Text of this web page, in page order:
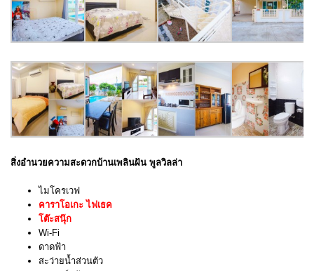
สิ่งอำนวยความสะดวกบ้านเพลินฝัน พูลวิลล่า
ไมโครเวฟ
คาราโอเกะ ไฟเธค
โต๊ะสนุ๊ก
Wi-Fi
ดาดฟ้า
สะว่ายน้ำส่วนตัว